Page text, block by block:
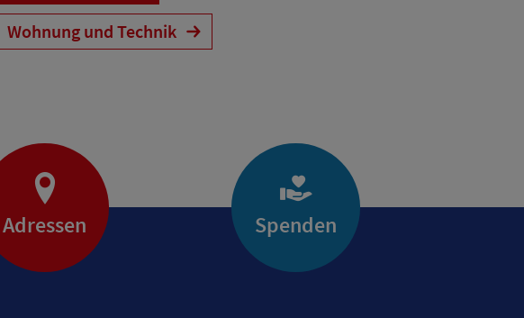
Wohnung und Technik
Adressen Spenden